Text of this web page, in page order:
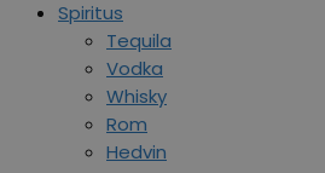
Spiritus
Tequila
Vodka
Whisky
Rom
Hedvin